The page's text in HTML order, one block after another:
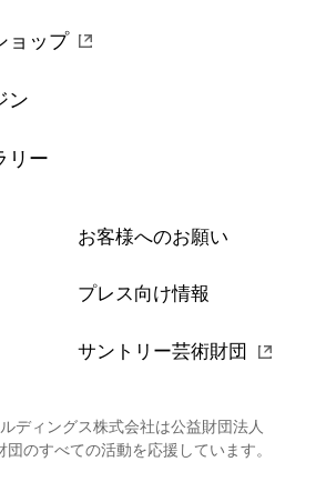
ョップ
ン
リー
お客様へのお願い
プレス向け情報
サントリー芸術財団
ディングス株式会社は公益財団法人
のすべての活動を応援しています。